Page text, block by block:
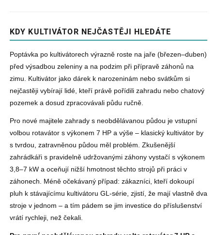
KDY KULTIVÁTOR NEJČASTĚJI HLEDÁTE
Poptávka po kultivátorech výrazně roste na jaře (březen–duben)
před výsadbou zeleniny a na podzim při přípravě záhonů na
zimu. Kultivátor jako dárek k narozeninám nebo svátkům si
nejčastěji vybírají lidé, kteří právě pořídili zahradu nebo chatový
pozemek a dosud zpracovávali půdu ručně.
Pro nové majitele zahrady s neobdělávanou půdou je vstupní
volbou rotavátor s výkonem 7 HP a výše – klasický kultivátor by
s tvrdou, zatravněnou půdou měl problém. Zkušenější
zahrádkáři s pravidelně udržovanými záhony vystačí s výkonem
3,8–7 kW a oceňují nižší hmotnost těchto strojů při práci v
záhonech. Méně očekávaný případ: zákazníci, kteří dokoupí
pluh k stávajícímu kultivátoru GL-série, zjistí, že mají vlastně dva
stroje v jednom – a tím pádem se jim investice do příslušenství
vrátí rychleji, než čekali.